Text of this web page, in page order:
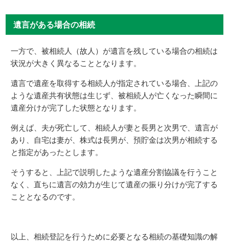
遺言がある場合の相続
一方で、被相続人（故人）が遺言を残している場合の相続は
状況が大きく異なることとなります。
遺言で遺産を取得する相続人が指定されている場合、上記の
ような遺産共有状態は生じず、被相続人が亡くなった瞬間に
遺産分けが完了した状態となります。
例えば、夫が死亡して、相続人が妻と長男と次男で、遺言が
あり、自宅は妻が、株式は長男が、預貯金は次男が相続する
と指定があったとします。
そうすると、上記で説明したような遺産分割協議を行うこと
なく、直ちに遺言の効力が生じて遺産の振り分けが完了する
こととなるのです。
以上、相続登記を行うために必要となる相続の基礎知識の解